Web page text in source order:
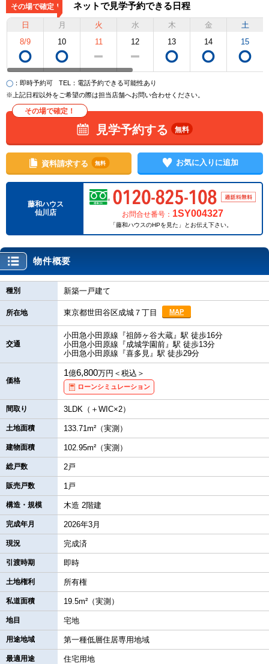
その場で確定！ ネットで見学予約できる日程
日
8/9
月
10
火
11
水
12
木
13
金
14
土
15
◯ ：即時予約可 TEL
：電話予約できる可能性あり
※上記日程以外をご希望の際は担当店舗へお問い合わせください。
その場で確定！
見学予約する 無料
資料請求する 無料 お気に入りに追加
藤和ハウス
仙川店
お問合せ番号： 1SY004327
「藤和ハウスのHPを見た」とお伝え下さい。
物件概要
種別 新築一戸建て
所在地 東京都世田谷区成城７丁目 MAP
交通
小田急小田原線『祖師ヶ谷大蔵』駅 徒歩16分
小田急小田原線『成城学園前』駅 徒歩13分
小田急小田原線『喜多見』駅 徒歩29分
価格
1億6,800万円＜税込＞
ローンシミュレーション
間取り 3LDK（＋WIC×2）
土地面積 133.71m²（実測）
建物面積 102.95m²（実測）
総戸数 2戸
販売戸数 1戸
構造・規模 木造 2階建
完成年月 2026年3月
現況 完成済
引渡時期 即時
土地権利 所有権
私道面積 19.5m²（実測）
地目 宅地
用途地域 第一種低層住居専用地域
最適用途 住宅用地